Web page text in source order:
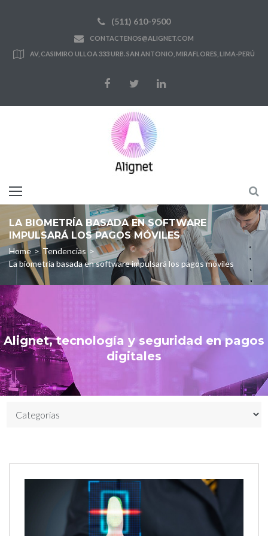
(511) 610-9500
CONTACTENOS@ALIGNET.COM
AV, CASIMIRO ULLOA 333 URB. SAN ANTONIO, MIRAFLORES, LIMA-PERÚ
LA BIOMETRÍA BASADA EN SOFTWARE
IMPULSARÁ LOS PAGOS MÓVILES
Home > Tendencias >
La biometría basada en software impulsará los pagos móviles
Alignet, tecnología y seguridad en pagos
digitales